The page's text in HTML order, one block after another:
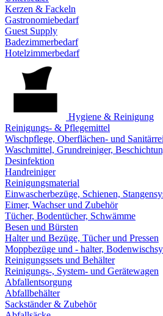
Kerzen & Fackeln
Gastronomiebedarf
Guest Supply
Badezimmerbedarf
Hotelzimmerbedarf
Hygiene & Reinigung
Reinigungs- & Pflegemittel
Wischpflege, Oberflächen- und
Waschmittel, Grundreiniger,
Desinfektion
Handreiniger
Reinigungsmaterial
Einwascherbezüge, Schienen,
Eimer, Wachser und Zubehör
Tücher, Bodentücher, Schwämme
Besen und Bürsten
Halter und Bezüge, Tücher und Pressen
Moppbezüge und - halter,
Reinigungssets und Behälter
Reinigungs-, System- und Gerätewagen
Abfallentsorgung
Abfallbehälter
Sackständer & Zubehör